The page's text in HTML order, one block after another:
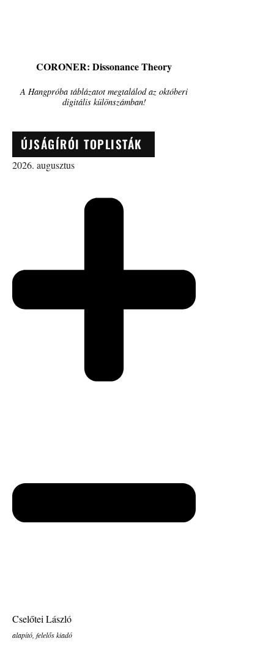
CORONER: Dissonance Theory
A Hangpróba táblázatot megtalálod az októberi
digitális különszámban!
ÚJSÁGÍRÓI TOPLISTÁK
2026. augusztus
Cselőtei László
alapító, felelős kiadó